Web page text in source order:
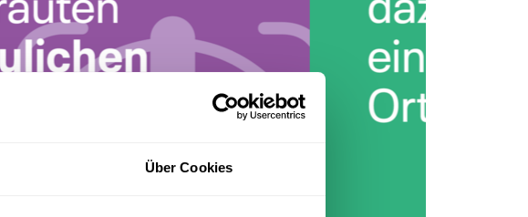
Über Cookies